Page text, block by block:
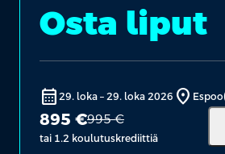
Osta liput
calendar_month 29. loka – 29. loka 2026 location_on Espoo
895 €995 €
tai 1.2 koulutuskrediittiä